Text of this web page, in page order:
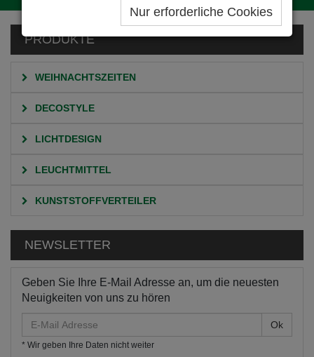
Nur erforderliche Cookies
PRODUKTE
WEIHNACHTSZEITEN
DECOSTYLE
LICHTDESIGN
LEUCHTMITTEL
KUNSTSTOFFVERTEILER
NEWSLETTER
Geben Sie Ihre E-Mail Adresse an, um die neuesten
Neuigkeiten von uns zu hören
Mail
Adresse
* Wir geben Ihre Daten nicht weiter